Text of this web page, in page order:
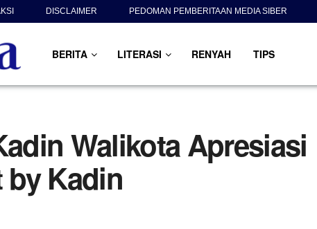
DISCLAIMER PEDOMAN PEMBERITAAN MEDIA SIBER
BERITA LITERASI RENYAH TIPS
Walikota Apresiasi
by Kadin